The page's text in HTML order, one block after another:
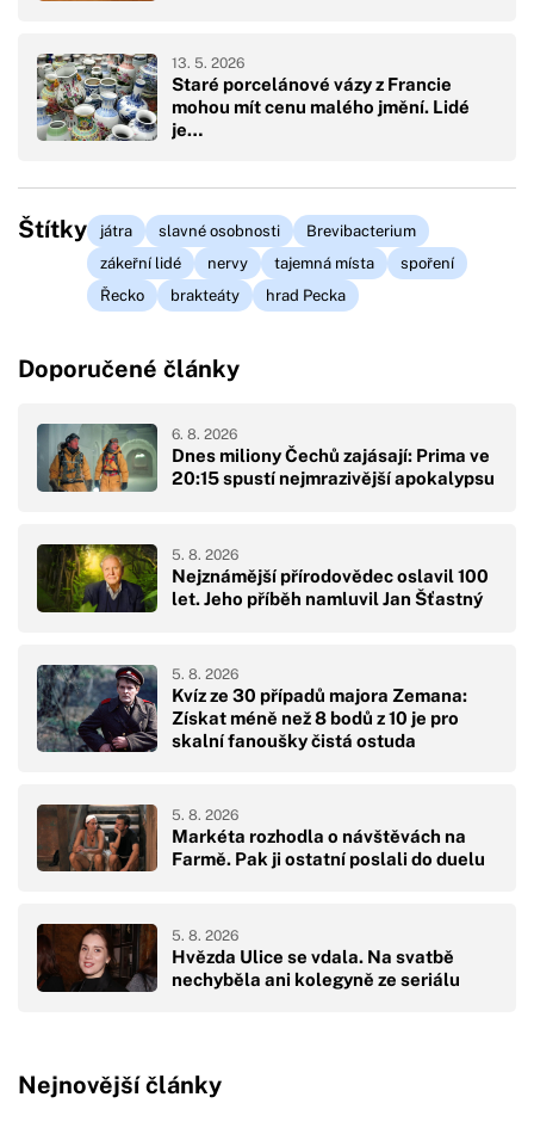
Staré porcelánové vázy z Francie
mohou mít cenu malého jmění. Lidé
je…
13. 5. 2026
Štítky játra slavné osobnosti
Brevibacterium
zákeřní lidé
nervy tajemná místa
spoření
Řecko
brakteáty hrad Pecka
Doporučené články
Dnes miliony Čechů zajásají: Prima ve
20:15 spustí nejmrazivější apokalypsu
6. 8. 2026
Nejznámější přírodovědec oslavil 100
let. Jeho příběh namluvil Jan Šťastný
5. 8. 2026
Kvíz ze 30 případů majora Zemana:
Získat méně než 8 bodů z 10 je pro
skalní fanoušky čistá ostuda
5. 8. 2026
Markéta rozhodla o návštěvách na
Farmě. Pak ji ostatní poslali do duelu
5. 8. 2026
Hvězda Ulice se vdala. Na svatbě
nechyběla ani kolegyně ze seriálu
5. 8. 2026
Nejnovější články